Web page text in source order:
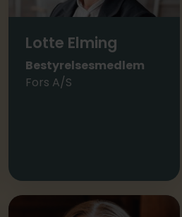
Lotte Elming
Bestyrelsesmedlem
Fors A/S